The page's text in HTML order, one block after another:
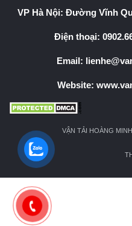
VP Hà Nội: Đường Vĩnh
Điện thoại:
Email:
Website:
VẬN TẢI HOÀNG